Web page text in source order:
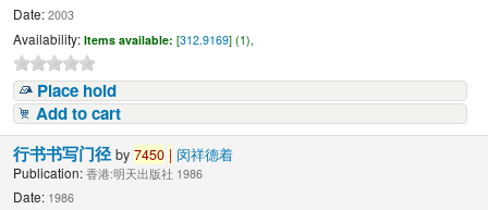
Date: 2003
Availability: Items available: [312.9169] (1),
Place hold
Add to cart
行书书写门径by7450 | 闵祥德着
Publication: 香港:明天出版社 1986
Date: 1986